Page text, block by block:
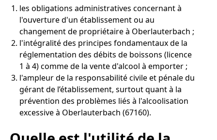
les obligations administratives concernant à
l'ouverture d'un établissement ou au
changement de propriétaire à Oberlauterbach ;
l'intégralité des principes fondamentaux de la
réglementation des débits de boissons (licence
1 à 4) comme de la vente d'alcool à emporter ;
l'ampleur de la responsabilité civile et pénale du
gérant de l’établissement, surtout quant à la
prévention des problèmes liés à l'alcoolisation
excessive à Oberlauterbach (67160).